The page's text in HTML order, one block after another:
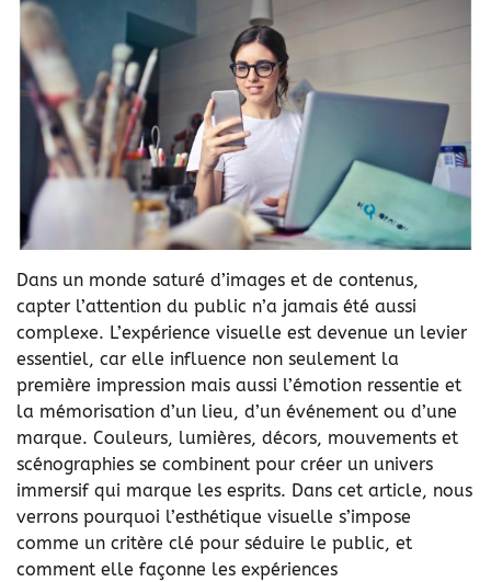
Dans un monde saturé d’images et de contenus,
capter l’attention du public n’a jamais été aussi
complexe. L’expérience visuelle est devenue un levier
essentiel, car elle influence non seulement la
première impression mais aussi l’émotion ressentie et
la mémorisation d’un lieu, d’un événement ou d’une
marque. Couleurs, lumières, décors, mouvements et
scénographies se combinent pour créer un univers
immersif qui marque les esprits. Dans cet article, nous
verrons pourquoi l’esthétique visuelle s’impose
comme un critère clé pour séduire le public, et
comment elle façonne les expériences